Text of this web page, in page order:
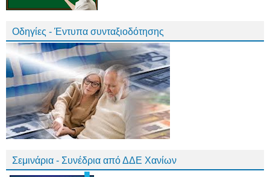
Οδηγίες - Έντυπα συνταξιοδότησης
Σεμινάρια - Συνέδρια από ΔΔΕ Χανίων